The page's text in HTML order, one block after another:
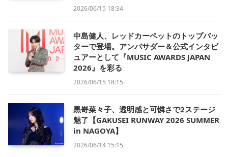
2026/06/15 18:34
中島健人、レッドカーペットのトップバッ
ターで登場。アンバサダー＆公式インタビ
ュアーとして『MUSIC AWARDS JAPAN
2026』を彩る
2026/06/15 18:15
黒嵜菜々子、透明感と可憐さで2ステージ
魅了【GAKUSEI RUNWAY 2026 SUMMER
in NAGOYA】
2026/06/14 15:15